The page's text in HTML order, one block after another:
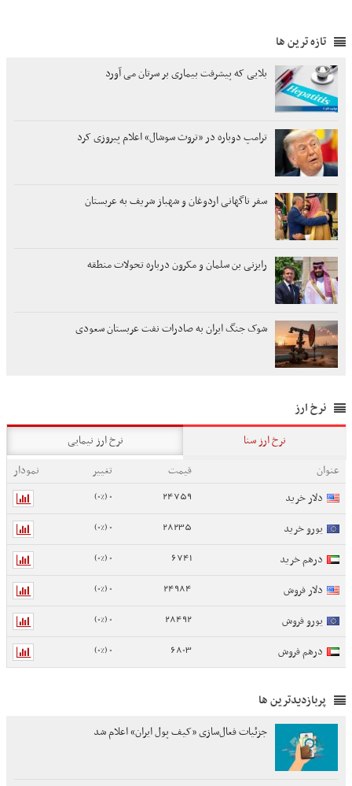
تازه ترین ها
بلایی که پیشرفت بیماری بر سرتان می آورد
ترامپ دوباره در «تروث سوشال» اعلام پیروزی کرد
سفر ناگهانی اردوغان و شهباز شریف به عربستان
رایزنی بن سلمان و مکرون درباره تحولات منطقه
شوک جنگ ایران به صادرات نفت عربستان سعودی
نرخ ارز
نرخ ارز سنا
نرخ ارز نیمایی
عنوان
قیمت تغییر
نمودار
دلار خرید
24759
0 (0%)
یورو خرید 28235
0 (0%)
درهم خرید 6741
0 (0%)
دلار فروش 24984
0 (0%)
یورو فروش 28492
0 (0%)
درهم فروش 6803
0 (0%)
پربازدیدترین ها
جزئیات فعال‌سازی «کیف پول ایران» اعلام شد